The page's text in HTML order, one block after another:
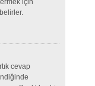
için
cevap